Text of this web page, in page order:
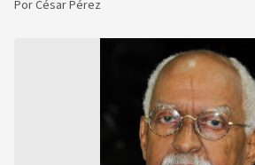
PorCésar Pérez